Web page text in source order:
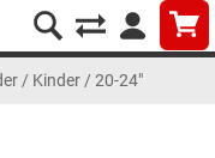
/ Kinder / 20-24"